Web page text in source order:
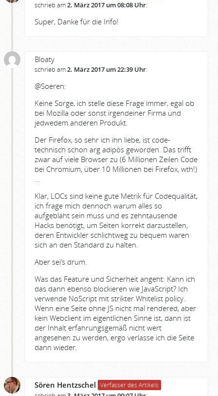
schrieb am2. März 2017 um 08:08 Uhr:
Super, Danke für die Info!
Bloaty
schrieb am2. März 2017 um 22:39 Uhr:
@Soeren:
Keine Sorge, ich stelle diese Frage immer, egal ob
bei Mozilla oder sonst irgendeiner Firma und
jedwedem anderen Produkt.
Der Firefox, so sehr ich ihn liebe, ist code-
technisch schon arg adipös geworden. Das trifft
zwar auf viele Browser zu (6 Millionen Zeilen Code
bei Chromium, über 10 Millionen bei Firefox, wth!)
…
Klar, LOCs sind keine gute Metrik für Codequalität,
ich frage mich dennoch warum alles so
aufgebläht sein muss und es zehntausende
Hacks benötigt, um Seiten korrekt darzustellen,
deren Entwickler schlichtweg zu bequem waren
sich an den Standard zu halten.
Aber sei’s drum.
Was das Feature und Sicherheit angeht: Kann ich
das dann ebenso blockieren wie JavaScript? Ich
verwende NoScript mit strikter Whitelist policy.
Wenn eine Seite ohne JS nicht mal rendered, aber
kein Webclient im eigentlichen Sinne ist, dann ist
der Inhalt erfahrungsgemäß nicht wert
angesehen zu werden, ergo verlasse ich die Seite
dann wieder.
Sören Hentzschel Verfasser des Artikels